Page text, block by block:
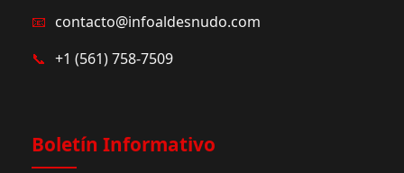
📧 contacto@infoaldesnudo.com
📞 +1 (561) 758-7509
Boletín Informativo